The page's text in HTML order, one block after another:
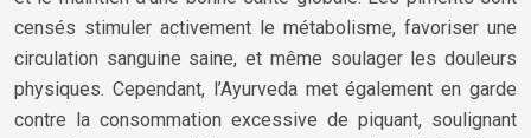
censés stimuler activement le métabolisme, favoriser une
circulation sanguine saine, et même soulager les douleurs
physiques. Cependant, l’Ayurveda met également en garde
contre la consommation excessive de piquant, soulignant